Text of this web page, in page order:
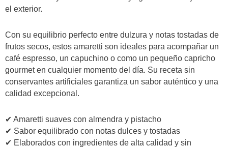
el exterior.
Con su equilibrio perfecto entre dulzura y notas tostadas de
frutos secos, estos amaretti son ideales para acompañar un
café espresso, un capuchino o como un pequeño capricho
gourmet en cualquier momento del día. Su receta sin
conservantes artificiales garantiza un sabor auténtico y una
calidad excepcional.
✔ Amaretti suaves con almendra y pistacho
✔ Sabor equilibrado con notas dulces y tostadas
✔ Elaborados con ingredientes de alta calidad y sin